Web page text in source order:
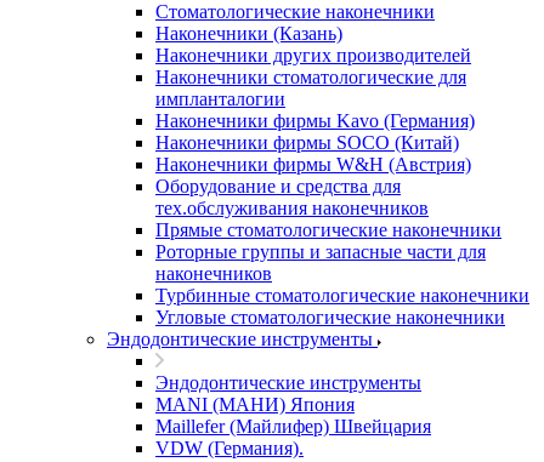
Стоматологические наконечники
Наконечники (Казань)
Наконечники других производителей
Наконечники стоматологические для
импланталогии
Наконечники фирмы Kavo (Германия)
Наконечники фирмы SOCO (Китай)
Наконечники фирмы W&H (Австрия)
Оборудование и средства для
тех.обслуживания наконечников
Прямые стоматологические наконечники
Роторные группы и запасные части для
наконечников
Турбинные стоматологические наконечники
Угловые стоматологические наконечники
Эндодонтические инструменты
Эндодонтические инструменты
MANI (МАНИ) Япония
Maillefer (Майлифер) Швейцария
VDW (Германия).